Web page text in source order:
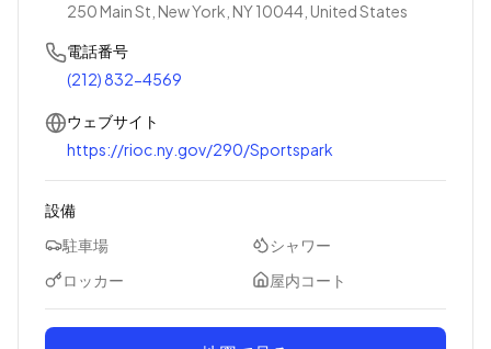
250 Main St, New York, NY 10044, United States
電話番号
(212) 832-4569
ウェブサイト
https://rioc.ny.gov/290/Sportspark
設備
駐車場
シャワー
ロッカー
屋内コート